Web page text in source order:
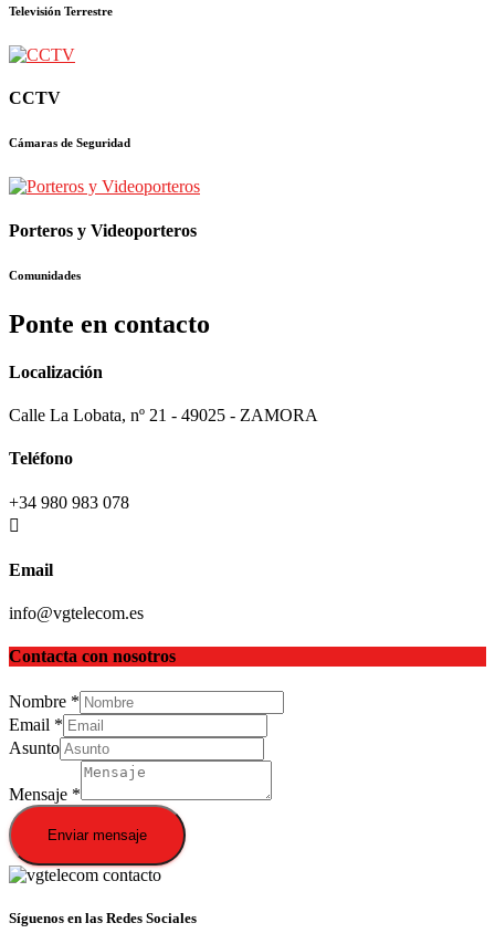
Televisión Terrestre
CCTV
Cámaras de Seguridad
Porteros y Videoporteros
Comunidades
Ponte en contacto
Localización
Calle La Lobata, nº 21 - 49025 - ZAMORA
Teléfono
+34 980 983 078
Email
info@vgtelecom.es
Contacta con nosotros
Nombre *
Email *
Asunto
Mensaje *
Enviar mensaje
Síguenos en las Redes Sociales